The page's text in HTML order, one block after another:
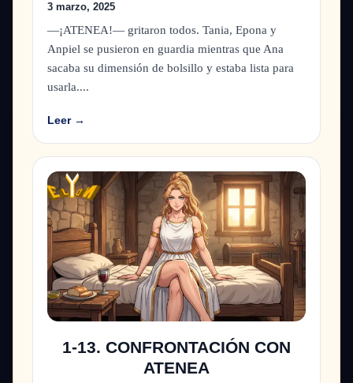
3 marzo, 2025
—¡ATENEA!— gritaron todos. Tania, Epona y
Anpiel se pusieron en guardia mientras que Ana
sacaba su dimensión de bolsillo y estaba lista para
usarla....
Leer →
1-13. CONFRONTACIÓN CON
ATENEA